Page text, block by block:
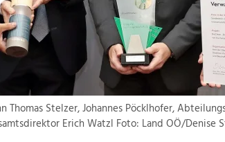
Thomas Stelzer, Johannes Pöcklhofer,
Erich Watzl Foto: Land OÖ/Denise